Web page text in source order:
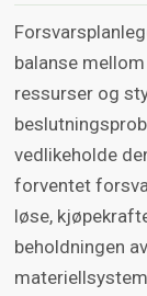
balanse
ressurser og
vedlikeholde
forventet
løse,
beholdningen